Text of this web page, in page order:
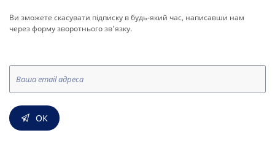
Ви зможете скасувати підписку в будь-який час, написавши нам
через форму зворотнього зв'язку.
ОК